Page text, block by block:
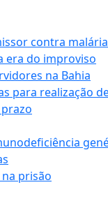
contra
era do improviso
na Bahia
para realização
prisão